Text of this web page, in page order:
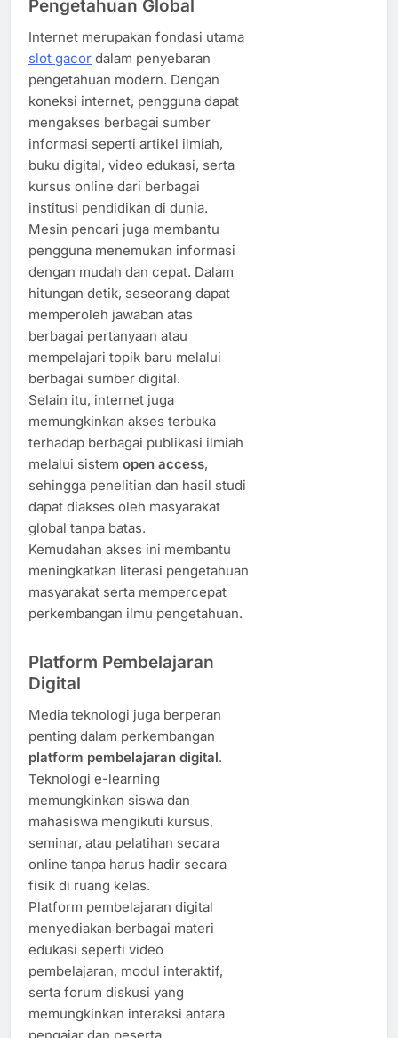
Pengetahuan Global
Internet merupakan fondasi utama
slot gacor dalam penyebaran
pengetahuan modern. Dengan
koneksi internet, pengguna dapat
mengakses berbagai sumber
informasi seperti artikel ilmiah,
buku digital, video edukasi, serta
kursus online dari berbagai
institusi pendidikan di dunia.
Mesin pencari juga membantu
pengguna menemukan informasi
dengan mudah dan cepat. Dalam
hitungan detik, seseorang dapat
memperoleh jawaban atas
berbagai pertanyaan atau
mempelajari topik baru melalui
berbagai sumber digital.
Selain itu, internet juga
memungkinkan akses terbuka
terhadap berbagai publikasi ilmiah
melalui sistem open access,
sehingga penelitian dan hasil studi
dapat diakses oleh masyarakat
global tanpa batas.
Kemudahan akses ini membantu
meningkatkan literasi pengetahuan
masyarakat serta mempercepat
perkembangan ilmu pengetahuan.
Platform Pembelajaran
Digital
Media teknologi juga berperan
penting dalam perkembangan
platform pembelajaran digital.
Teknologi e-learning
memungkinkan siswa dan
mahasiswa mengikuti kursus,
seminar, atau pelatihan secara
online tanpa harus hadir secara
fisik di ruang kelas.
Platform pembelajaran digital
menyediakan berbagai materi
edukasi seperti video
pembelajaran, modul interaktif,
serta forum diskusi yang
memungkinkan interaksi antara